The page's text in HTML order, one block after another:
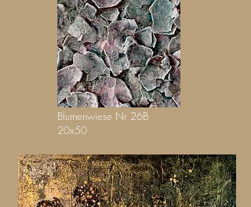
Blumenwiese Nr 26B
20x50